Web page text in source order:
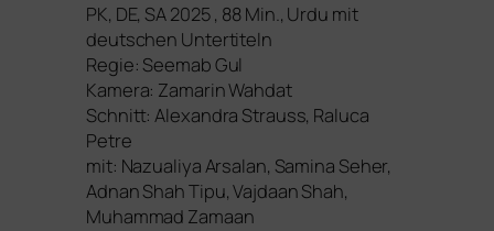
PK, DE, SA2025 , 88 Min., Urdu mit
deut­schen Untertiteln
Regie: Seemab Gul
Kamera: Zamarin Wahdat
Schnitt: Alexandra Strauss, Raluca
Petre
mit: Nazualiya Arsalan, Samina Seher,
Adnan Shah Tipu, Vajdaan Shah,
Muhammad Zamaan